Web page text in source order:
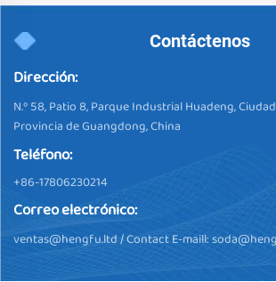
Contáctenos
Dirección:
N.º 58, Patio 8, Parque Industrial Huadeng,
Provincia de Guangdong, China
Teléfono:
+86-17806230214
Correo electrónico:
ventas@hengfu.ltd/ Contact E-maill: